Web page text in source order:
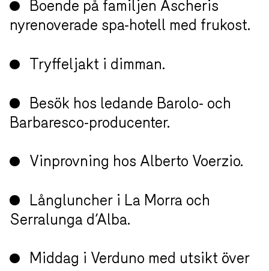
Tre vinluncher och tre tryffel-
och vinmiddagar i Langhe.
Boende på familjen Ascheris
frukost.
Barbaresco-producenter.